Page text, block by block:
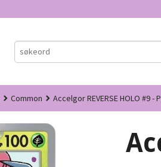
Common Accelgor REVERSE HOLO #9